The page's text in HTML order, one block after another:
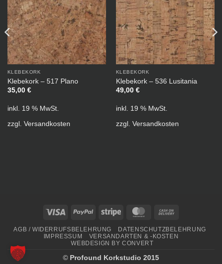
KLEBEKORK
Klebekork – 517 Plano
35,00 €
inkl. 19 % MwSt.
zzgl. Versandkosten
KLEBEKORK
Klebekork – 536 Lusitania
49,00 €
inkl. 19 % MwSt.
zzgl. Versandkosten
Visa PayPal Stripe MasterCard
Delivery
AGB / WIDERRUFSBELEHRUNG
DATENSCHUTZBELEHRUNG
IMPRESSUM
VERSANDARTEN & -KOSTEN
WEBDESIGN BY CONVERT
© Profound Korkstudio 2015